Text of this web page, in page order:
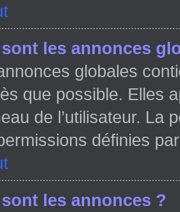
les annonces
globales
que possible. Elles
de l’utilisateur. La
définies
les annonces ?